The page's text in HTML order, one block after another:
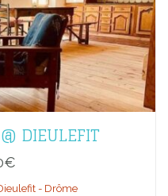
DIEULEFIT
€
- Drôme